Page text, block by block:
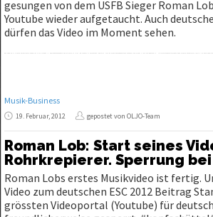
gesungen von dem USFB Sieger Roman
Youtube wieder aufgetaucht. Auch
dürfen das Video im Moment sehen.
Musik-Business
19. Februar, 2012 gepostet von OLJO-Team
Roman Lob: Start seines
Rohrkrepierer. Sperrung
Roman Lobs erstes Musikvideo ist fertig.
Video zum deutschen ESC 2012 Beitrag
grössten Videoportal (Youtube) für